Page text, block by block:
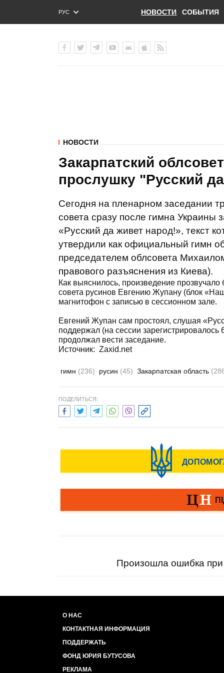
РУС
ENG
НОВОСТИ СОБЫТИЯ
НОВОСТИ
Закарпатский
прослушку "Русский
Сегодня на пленарном заседании
совета сразу после гимна Украины
«Русский да живет народ!», текст
утвердили как официальный гимн
председателем облсовета
правового разъяснения из Киева).
Как выяснилось, произведение
совета русинов Евгению Жупану (блок
магнитофон с записью в сессионном зале.
Евгений Жупан сам простоял, слушая
поддержал (на сессии зарегистрировалось
продолжал вести заседание.
Источник: Zaxid.net
гимн (236) русин (45) Закарпатская область
ПОДЕЛИТЬСЯ:
Произошла ошибка при
О НАС
КОНТАКТНАЯ ИНФОРМАЦИЯ
ПОДДЕРЖАТЬ
ФОНД ЮРИЯ БУТУСОВА
РЕКЛАМА